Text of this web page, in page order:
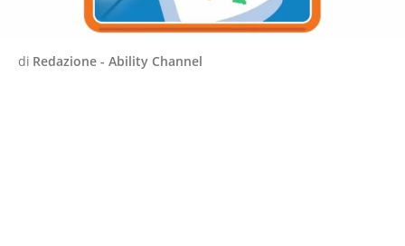
di Redazione - Ability Channel